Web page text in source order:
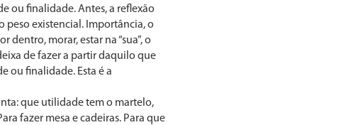
ou fina­lidade. Antes, a reflexão
existencial. Importância, o
dentro, morar, estar na “sua”, o
de fazer a partir daquilo que
ou finalidade. Esta é a
que utilidade tem o martelo,
fazer mesa e cadeiras. Para que